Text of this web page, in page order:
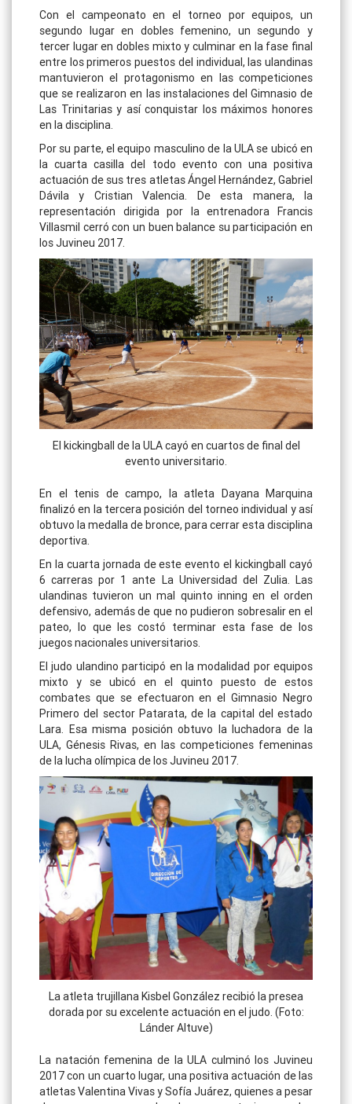
Con el campeonato en el torneo por equipos, un
segundo lugar en dobles femenino, un segundo y
tercer lugar en dobles mixto y culminar en la fase final
entre los primeros puestos del individual, las ulandinas
mantuvieron el protagonismo en las competiciones
que se realizaron en las instalaciones del Gimnasio de
Las Trinitarias y así conquistar los máximos honores
en la disciplina.
Por su parte, el equipo masculino de la ULA se ubicó en
la cuarta casilla del todo evento con una positiva
actuación de sus tres atletas Ángel Hernández, Gabriel
Dávila y Cristian Valencia. De esta manera, la
representación dirigida por la entrenadora Francis
Villasmil cerró con un buen balance su participación en
los Juvineu 2017.
El kickingball de la ULA cayó en cuartos de final del
evento universitario.
En el tenis de campo, la atleta Dayana Marquina
finalizó en la tercera posición del torneo individual y así
obtuvo la medalla de bronce, para cerrar esta disciplina
deportiva.
En la cuarta jornada de este evento el kickingball cayó
6 carreras por 1 ante La Universidad del Zulia. Las
ulandinas tuvieron un mal quinto inning en el orden
defensivo, además de que no pudieron sobresalir en el
pateo, lo que les costó terminar esta fase de los
juegos nacionales universitarios.
El judo ulandino participó en la modalidad por equipos
mixto y se ubicó en el quinto puesto de estos
combates que se efectuaron en el Gimnasio Negro
Primero del sector Patarata, de la capital del estado
Lara. Esa misma posición obtuvo la luchadora de la
ULA, Génesis Rivas, en las competiciones femeninas
de la lucha olímpica de los Juvineu 2017.
La atleta trujillana Kisbel González recibió la presea
dorada por su excelente actuación en el judo. (Foto:
Lánder Altuve)
La natación femenina de la ULA culminó los Juvineu
2017 con un cuarto lugar, una positiva actuación de las
atletas Valentina Vivas y Sofía Juárez, quienes a pesar